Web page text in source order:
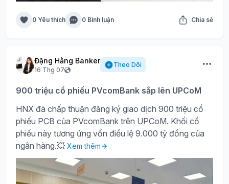
0 Yêu thích 0 Bình luận Chia sẻ
Đặng Hằng Banker
16 Thg 07
Theo Dõi
900 triệu cổ phiếu PVcomBank sắp lên UPCoM
HNX đã chấp thuận đăng ký giao dịch 900 triệu cổ
phiếu PCB của PVcomBank trên UPCoM. Khối cổ
phiếu này tương ứng vốn điều lệ 9.000 tỷ đồng của
ngân hàng.💥 Xem thêm